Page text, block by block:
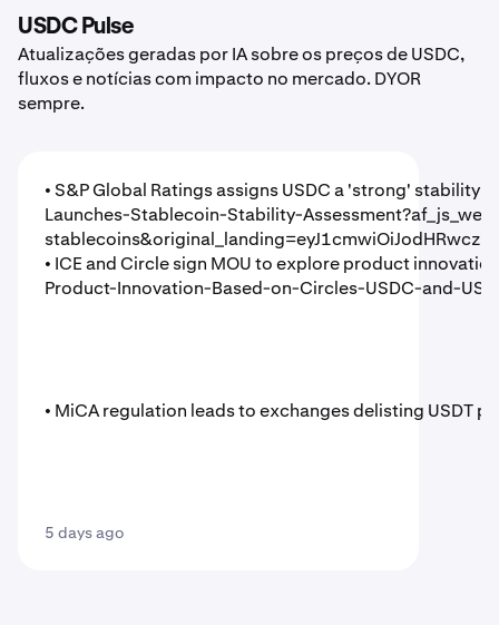
USDC Pulse
Atualizações geradas por IA sobre os preços de USDC,
fluxos e notícias com impacto no mercado. DYOR
sempre.
• S&P Global Ratings assigns USDC a 'strong'
Launches-Stablecoin-Stability-
• ICE and Circle sign MOU to explore product
Product-Innovation-Based-on-Circles-USDC-and-
• MiCA regulation leads to exchanges delisting
5 days ago